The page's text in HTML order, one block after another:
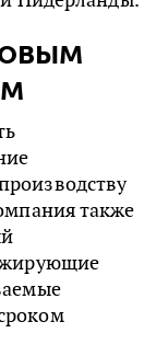
также